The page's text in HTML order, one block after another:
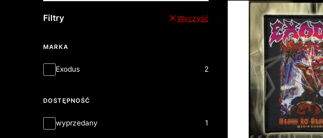
Filtry Wyczyść
MARKA
MarkaExodus 2
DOSTĘPNOŚĆ
Dostępność
wyprzedany 1